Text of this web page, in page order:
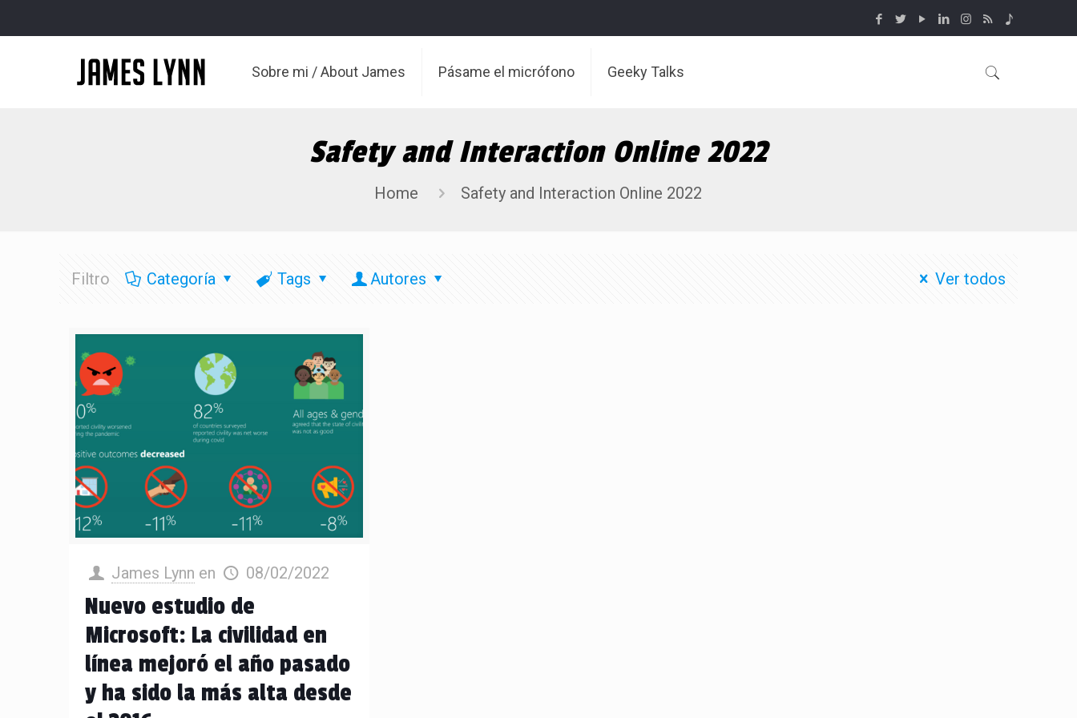
Sobre mi / About James Pásame el micrófono Geeky Talks
Safety and Interaction Online 2022
Home Safety and Interaction Online 2022
Filtro Categoría Tags Autores Ver todos
James Lynn en 08/02/2022
Nuevo estudio de
Microsoft: La civilidad en
línea mejoró el año pasado
y ha sido la más alta desde